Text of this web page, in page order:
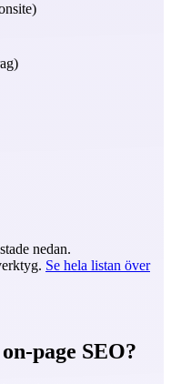
nedan.
Se hela listan över
page SEO?